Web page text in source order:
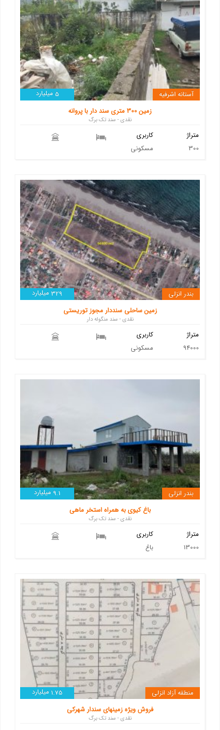
5 میلیارد
آستانه اشرفیه
زمین 300 متری سند دار با پروانه
نقدی - سند تک برگ
کاربری
مسکونی
متراژ
300
329 میلیارد
بندر انزلی
زمین ساحلی سنددار مجوز توریستی
نقدی - سند منگوله دار
کاربری
مسکونی
متراژ
94000
9.1 میلیارد
بندر انزلی
باغ کیوی به همراه استخر ماهی
نقدی - سند تک برگ
کاربری
باغ
متراژ
13000
1.75 میلیارد
منطقه آزاد انزلی
فروش ویژه زمینهای سندار شهرکی
نقدی - سند تک برگ